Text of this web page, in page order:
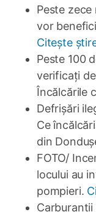
Peste
vor
Citește
Peste 100
verificați
Încălcările
Defrișări
Ce
din
FOTO/
locului au
pompieri.